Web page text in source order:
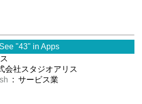
See "43" in Apps
会社スタジオアリス
: サービス業